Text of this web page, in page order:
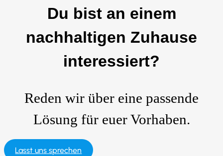
Du bist an einem
nachhaltigen Zuhause
interessiert?
Reden wir über eine passende
Lösung für euer Vorhaben.
Lasst uns sprechen